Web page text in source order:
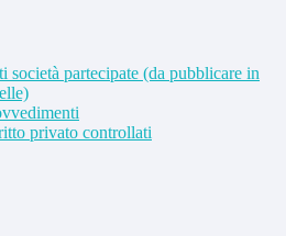
società partecipate (da pubblicare in
privato controllati